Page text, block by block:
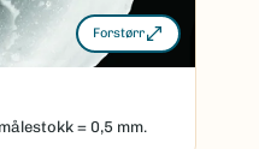
Forstørr
= 0,5 mm.